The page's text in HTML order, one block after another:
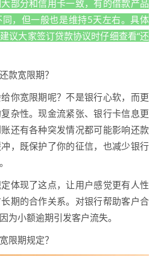
部分和信用卡一致，有的借款产品
，但一般也是维持5天左右。具体
议大家签订贷款协议时仔细查看“还
款宽限期？
你宽限期呢？不是银行心软，而更
杂性。现金流紧张、银行卡信息更
还有各种突发情况都可能影响还款
，既保护了你的征信，也减少银行
体现了这点，让用户感觉更有人性
期的合作关系。对银行帮助客户合
为小额逾期引发客户流失。
限期规定？